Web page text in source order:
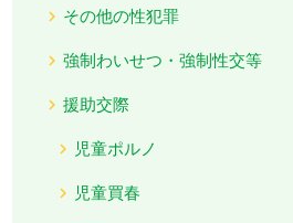
その他の性犯罪
強制わいせつ・強制性交等
援助交際
児童ポルノ
児童買春